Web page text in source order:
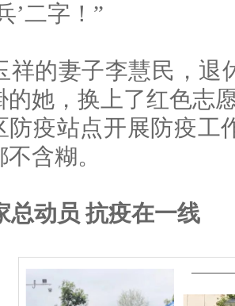
’二字！”
祥的妻子李慧民，退
的她，换上了红色志
防疫站点开展防疫工
含糊。
总动员 抗疫在一线